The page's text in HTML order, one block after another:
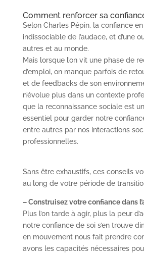
Comment renforcer sa
Selon Charles Pépin, la confiance
indissociable de l’audace, et d’une
autres et au monde.
Mais lorsque l’on vit une phase de
d’emploi, on manque parfois de
et de feedbacks de son
n’évolue plus dans un contexte
que la reconnaissance sociale est
essentiel pour garder notre
entre autres par nos interactions
professionnelles.
Sans être exhaustifs, ces conseils
au long de votre période de
– Construisez votre confiance dans
Plus l’on tarde à agir, plus la peur
notre confiance de soi s’en trouve
en mouvement nous fait prendre
avons les capacités nécessaires